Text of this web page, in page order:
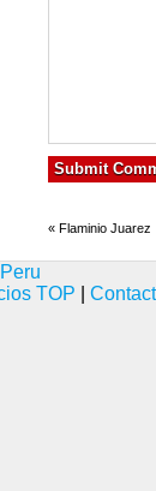
«Flaminio Juarez
TOP